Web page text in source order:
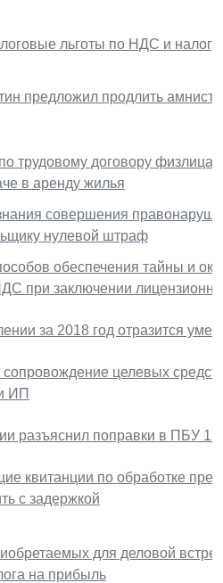
льготы по НДС и
предложил продлить
трудовому договору физлица
в аренду жилья
совершения
нулевой штраф
обеспечения тайны и
при заключении
за 2018 год отразится
сопровождение целевых
ИП
разъяснил поправки в ПБУ
квитанции по обработке
с задержкой
для деловой
на прибыль